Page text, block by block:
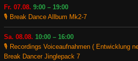
Fr. 07.08. 9:00 – 19:00
🎙️ Break Dance Allbum Mk2-7
Sa. 08.08. 10:00 – 16:00
🎙️ Recordings Voiceaufnahmen ( Entwicklung
Break Dancer Jinglepack 7